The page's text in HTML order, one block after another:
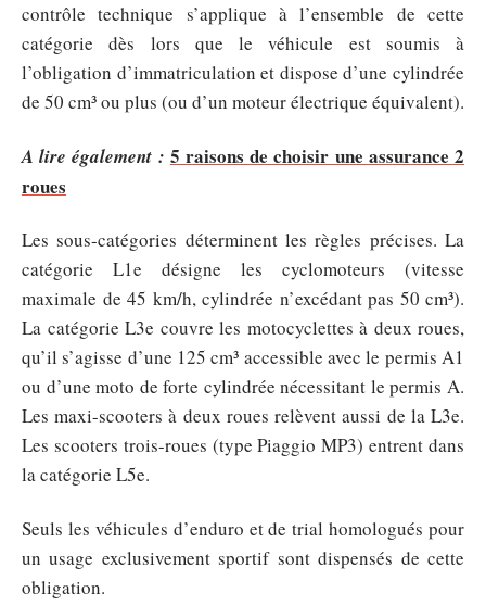
contrôle technique s’applique à l’ensemble de cette
catégorie dès lors que le véhicule est soumis à
l’obligation d’immatriculation et dispose d’une cylindrée
de 50 cm³ ou plus (ou d’un moteur électrique équivalent).
A lire également : 5 raisons de choisir une assurance 2
roues
Les sous-catégories déterminent les règles précises. La
catégorie L1e désigne les cyclomoteurs (vitesse
maximale de 45 km/h, cylindrée n’excédant pas 50 cm³).
La catégorie L3e couvre les motocyclettes à deux roues,
qu’il s’agisse d’une 125 cm³ accessible avec le permis A1
ou d’une moto de forte cylindrée nécessitant le permis A.
Les maxi-scooters à deux roues relèvent aussi de la L3e.
Les scooters trois-roues (type Piaggio MP3) entrent dans
la catégorie L5e.
Seuls les véhicules d’enduro et de trial homologués pour
un usage exclusivement sportif sont dispensés de cette
obligation.